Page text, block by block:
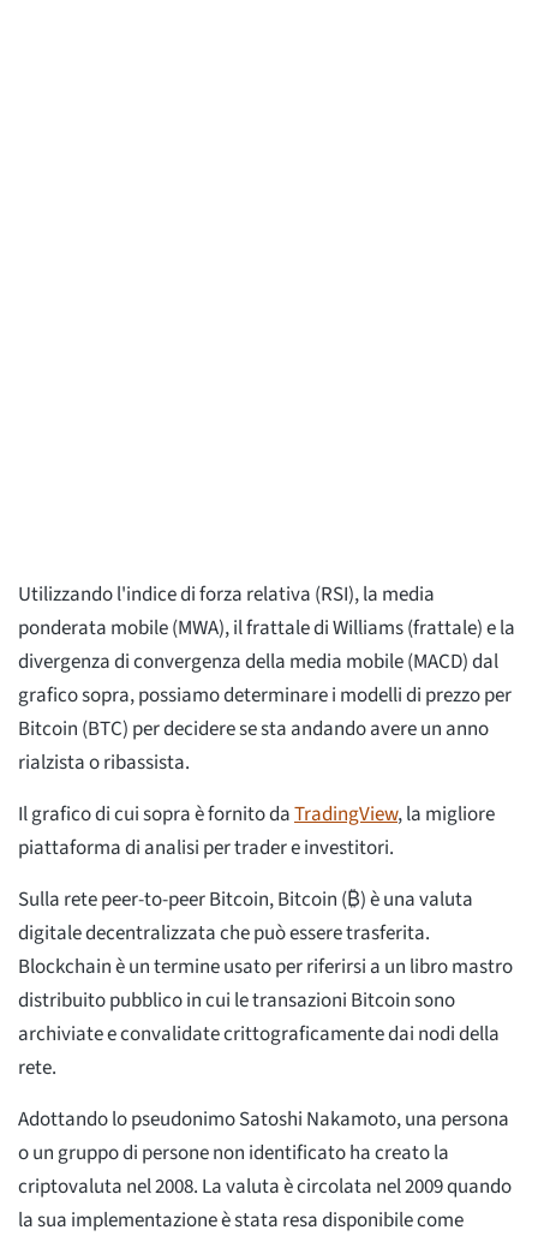
Utilizzando l'indice di forza relativa (RSI), la media
ponderata mobile (MWA), il frattale di Williams (frattale) e la
divergenza di convergenza della media mobile (MACD) dal
grafico sopra, possiamo determinare i modelli di prezzo per
Bitcoin (BTC) per decidere se sta andando avere un anno
rialzista o ribassista.
Il grafico di cui sopra è fornito daTradingView, la migliore
piattaforma di analisi per trader e investitori.
Sulla rete peer-to-peer Bitcoin, Bitcoin (₿) è una valuta
digitale decentralizzata che può essere trasferita.
Blockchain è un termine usato per riferirsi a un libro mastro
distribuito pubblico in cui le transazioni Bitcoin sono
archiviate e convalidate crittograficamente dai nodi della
rete.
Adottando lo pseudonimo Satoshi Nakamoto, una persona
o un gruppo di persone non identificato ha creato la
criptovaluta nel 2008. La valuta è circolata nel 2009 quando
la sua implementazione è stata resa disponibile come